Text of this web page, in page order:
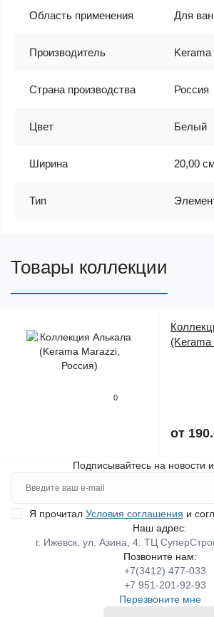
Область применения Для
Производитель
Страна производства Россия
Цвет Белый
Ширина 20,00
Тип
Товары коллекции
0
от
Подписывайтесь на новости
Я прочитал Условия соглашения и
Наш адрес:
г. Ижевск, ул. Азина, 4. ТЦ
Позвоните нам:
+7(3412) 477-033
+7 951-201-92-93
Перезвоните мне